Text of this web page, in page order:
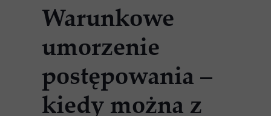
Warunkowe
umorzenie
postępowania –
kiedy można z